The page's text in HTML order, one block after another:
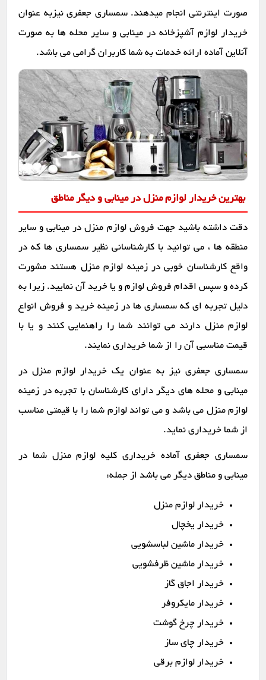
صورت اینترنتی انجام میدهند. سمساری جعفری نیزبه عنوان
خریدار لوازم آشپزخانه در مینابی و سایر محله ها به صورت
آنلاین آماده ارائه خدمات به شما کاربران گرامی می باشد.
بهترین خریدار لوازم منزل در مینابی و دیگر مناطق
دقت داشته باشید جهت فروش لوازم منزل در مینابی و سایر
منطقه ها ، می توانید با کارشناسانی نظیر سمساری ها که در
واقع کارشناسان خوبی در زمینه لوازم منزل هستند مشورت
کرده و سپس اقدام فروش لوازم و یا خرید آن نمایید. زیرا به
دلیل تجربه ای که سمساری ها در زمینه خرید و فروش انواع
لوازم منزل دارند می توانند شما را راهنمایی کنند و یا با
قیمت مناسبی آن را از شما خریداری نمایند.
سمساری جعفری نیز به عنوان یک خریدار لوازم منزل در
مینابی و محله های دیگر دارای کارشناسان با تجربه در زمینه
لوازم منزل می باشد و می تواند لوازم شما را با قیمتی مناسب
از شما خریداری نماید.
سمساری جعفری آماده خریداری کلیه لوازم منزل شما در
مینابی و مناطق دیگر می باشد از جمله:
خریدار لوازم منزل
خریدار یخچال
خریدار ماشین لباسشویی
خریدار ماشین ظرفشویی
خریدار اجاق گاز
خریدار مایکروفر
خریدار چرخ گوشت
خریدار چای ساز
خریدار لوازم برقی